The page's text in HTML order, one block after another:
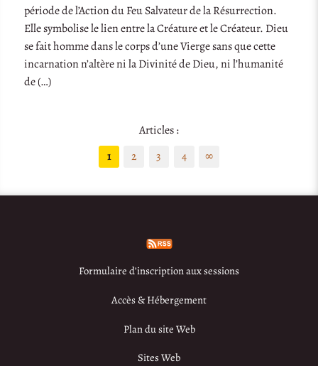
période de l’Action du Feu Salvateur de la Résurrection.
Elle symbolise le lien entre la Créature et le Créateur. Dieu
se fait homme dans le corps d’une Vierge sans que cette
incarnation n’altère ni la Divinité de Dieu, ni l’humanité
de (…)
Articles :
1
2 3 4 ∞
Formulaire d’inscription aux sessions
Accès & Hébergement
Plan du site Web
Sites Web